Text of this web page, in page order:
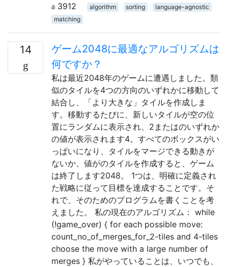
3912
algorithm sorting
language-agnostic
matching
14
ゲーム2048に最適なアルゴリズムは
何ですか？
私は最近2048年のゲームに遭遇しました。類
似のタイルを4つの方向のいずれかに移動して
結合し、「より大きな」タイルを作成しま
す。移動するたびに、新しいタイルが空の位
置にランダムに表示され、2またはのいずれか
の値が表示されます4。すべてのボックスがい
っぱいになり、タイルをマージできる動きが
ないか、値がのタイルを作成すると、ゲーム
は終了します2048。 1つは、明確に定義され
た戦略に従って目標を達成することです。そ
れで、そのためのプログラムを書くことを考
えました。 私の現在のアルゴリズム： while
(!game_over) { for each possible move:
count_no_of_merges_for_2-tiles and 4-tiles
choose the move with a large number of
merges } 私がやっていることは、いつでも、